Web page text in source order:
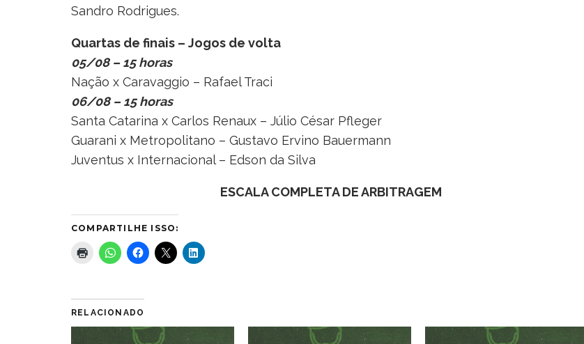
Sandro Rodrigues.
Quartas de finais – Jogos de volta
05/08 – 15 horas
Nação x Caravaggio – Rafael Traci
06/08 – 15 horas
Santa Catarina x Carlos Renaux – Júlio César Pfleger
Guarani x Metropolitano – Gustavo Ervino Bauermann
Juventus x Internacional – Edson da Silva
ESCALA COMPLETA DE ARBITRAGEM
COMPARTILHE ISSO:
RELACIONADO